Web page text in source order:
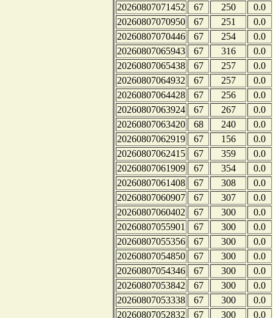
20260807071452
67 250
0.0
20260807070950
67 251
0.0
20260807070446
67 254
0.0
20260807065943
67 316
0.0
20260807065438
67 257
0.0
20260807064932
67 257
0.0
20260807064428
67 256
0.0
20260807063924
67 267
0.0
20260807063420
68 240
0.0
20260807062919
67 156
0.0
20260807062415
67 359
0.0
20260807061909
67 354
0.0
20260807061408
67 308
0.0
20260807060907
67 307
0.0
20260807060402
67 300
0.0
20260807055901
67 300
0.0
20260807055356
67 300
0.0
20260807054850
67 300
0.0
20260807054346
67 300
0.0
20260807053842
67 300
0.0
20260807053338
67 300
0.0
20260807052832
67 300
0.0